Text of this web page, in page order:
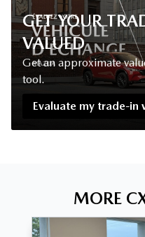
GET YOUR
VALUED
Get an approximate
tool.
Evaluate my trade-in
MORE